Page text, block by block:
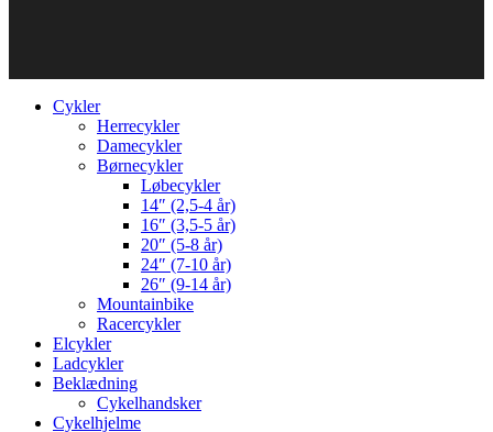
Cykler
Herrecykler
Damecykler
Børnecykler
Løbecykler
14″ (2,5-4 år)
16″ (3,5-5 år)
20″ (5-8 år)
24″ (7-10 år)
26″ (9-14 år)
Mountainbike
Racercykler
Elcykler
Ladcykler
Beklædning
Cykelhandsker
Cykelhjelme